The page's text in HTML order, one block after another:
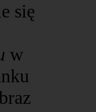
się
w